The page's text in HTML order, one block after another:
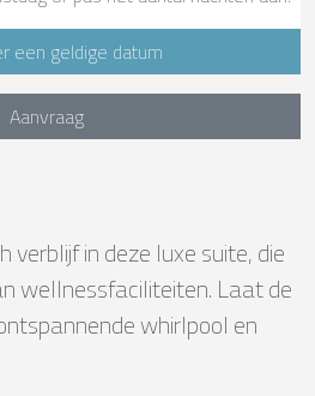
een geldige datum
Aanvraag
verblijf in deze luxe suite, die
wellnessfaciliteiten. Laat de
whirlpool en